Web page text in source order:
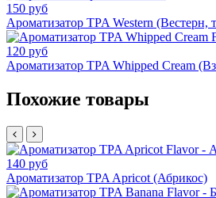
150 руб
Ароматизатор TPA Western (Вестерн,
120 руб
Ароматизатор TPA Whipped Cream
Похожие товары
140 руб
Ароматизатор TPA Apricot (Абрикос)